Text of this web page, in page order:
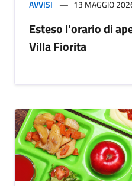
AVVISI 13 MAGGIO
Esteso l'orario di
Villa Fiorita